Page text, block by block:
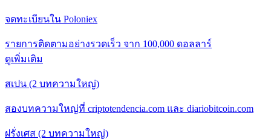
จดทะเบียนใน Poloniex
รายการติดตามอย่างรวดเร็ว จาก 100,000 ดอลลาร์
ดูเพิ่มเติม
สเปน (2 บทความใหญ่)
สองบทความใหญ่ที่ criptotendencia.com และ diariobitcoin.com
ฝรั่งเศส (2 บทความใหญ่)